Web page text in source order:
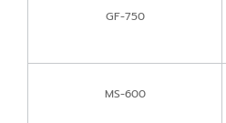
GF-750
MS-600